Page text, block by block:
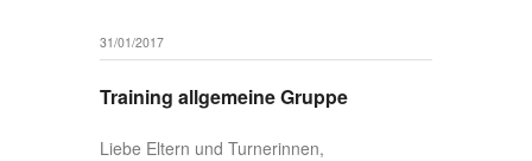
31/01/2017
Training allgemeine Gruppe
Liebe Eltern und Turnerinnen,